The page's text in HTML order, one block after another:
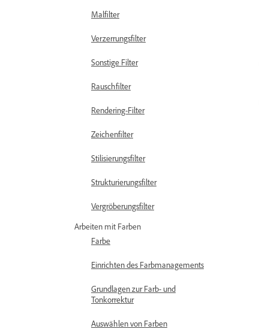
Malfilter
Verzerrungsfilter
Sonstige Filter
Rauschfilter
Rendering-Filter
Zeichenfilter
Stilisierungsfilter
Strukturierungsfilter
Vergröberungsfilter
Arbeiten mit Farben
Farbe
Einrichten des Farbmanagements
Grundlagen zur Farb- und
Tonkorrektur
Auswählen von Farben